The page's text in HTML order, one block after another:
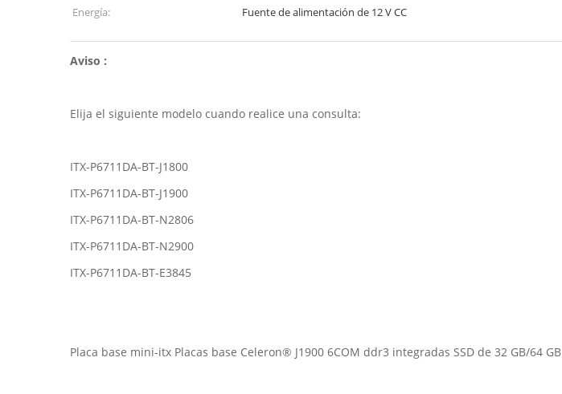
Energía:
Fuente de alimentación de 12 V CC
Aviso :
Elija el siguiente modelo cuando realice una consulta:
ITX-P6711DA-BT-J1800
ITX-P6711DA-BT-J1900
ITX-P6711DA-BT-N2806
ITX-P6711DA-BT-N2900
ITX-P6711DA-BT-E3845
Placa base mini-itx Placas base Celeron® J1900 6COM ddr3 integradas SSD de 32 GB/64 GB